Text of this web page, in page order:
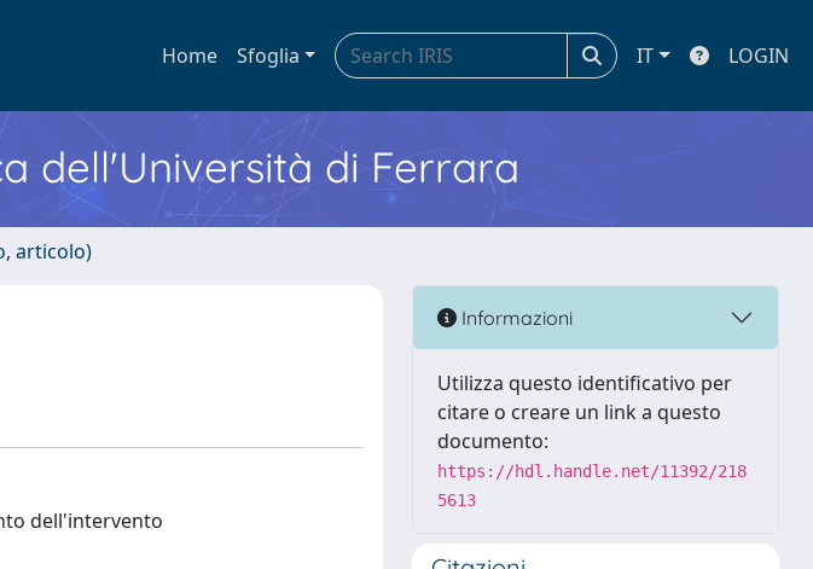
Home Sfoglia IT LOGIN
dell'Università di Ferrara
articolo)
dell'intervento
Informazioni
Utilizza questo identificativo per
citare o creare un link a questo
documento:
https://hdl.handle.net/11392/218
5613